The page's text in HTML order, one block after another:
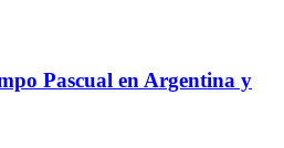
Pascual en Argentina y